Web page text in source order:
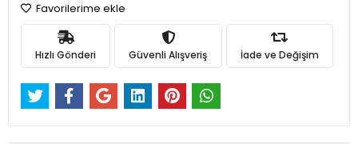
Favorilerime ekle
Hızlı Gönderi Güvenli Alışveriş İade ve Değişim